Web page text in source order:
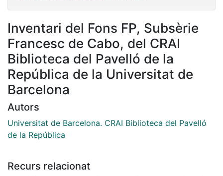
Inventari del Fons FP, Subsèrie
Francesc de Cabo, del CRAI
Biblioteca del Pavelló de la
República de la Universitat de
Barcelona
Autors
Universitat de Barcelona. CRAI Biblioteca del Pavelló
de la República
Recurs relacionat